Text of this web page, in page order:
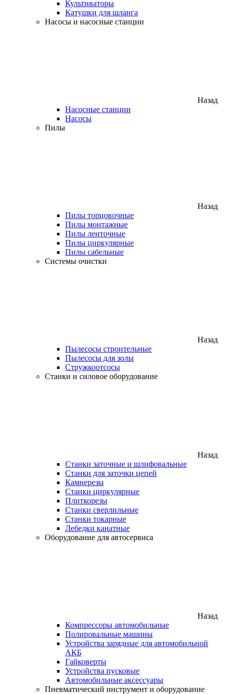
Культиваторы
Катушки для шланга
Насосы и насосные станции
Назад
Насосные станции
Насосы
Пилы
Назад
Пилы торцовочные
Пилы монтажные
Пилы ленточные
Пилы циркулярные
Пилы сабельные
Системы очистки
Назад
Пылесосы строительные
Пылесосы для золы
Стружкоотсосы
Станки и силовое оборудование
Назад
Станки заточные и шлифовальные
Станки для заточки цепей
Камнерезы
Станки циркулярные
Плиткорезы
Станки сверлильные
Станки токарные
Лебедки канатные
Оборудование для автосервиса
Назад
Компрессоры автомобильные
Полировальные машины
Устройства зарядные для автомобильной
АКБ
Гайковерты
Устройства пусковые
Автомобильные аксессуары
Пневматический инструмент и оборудование